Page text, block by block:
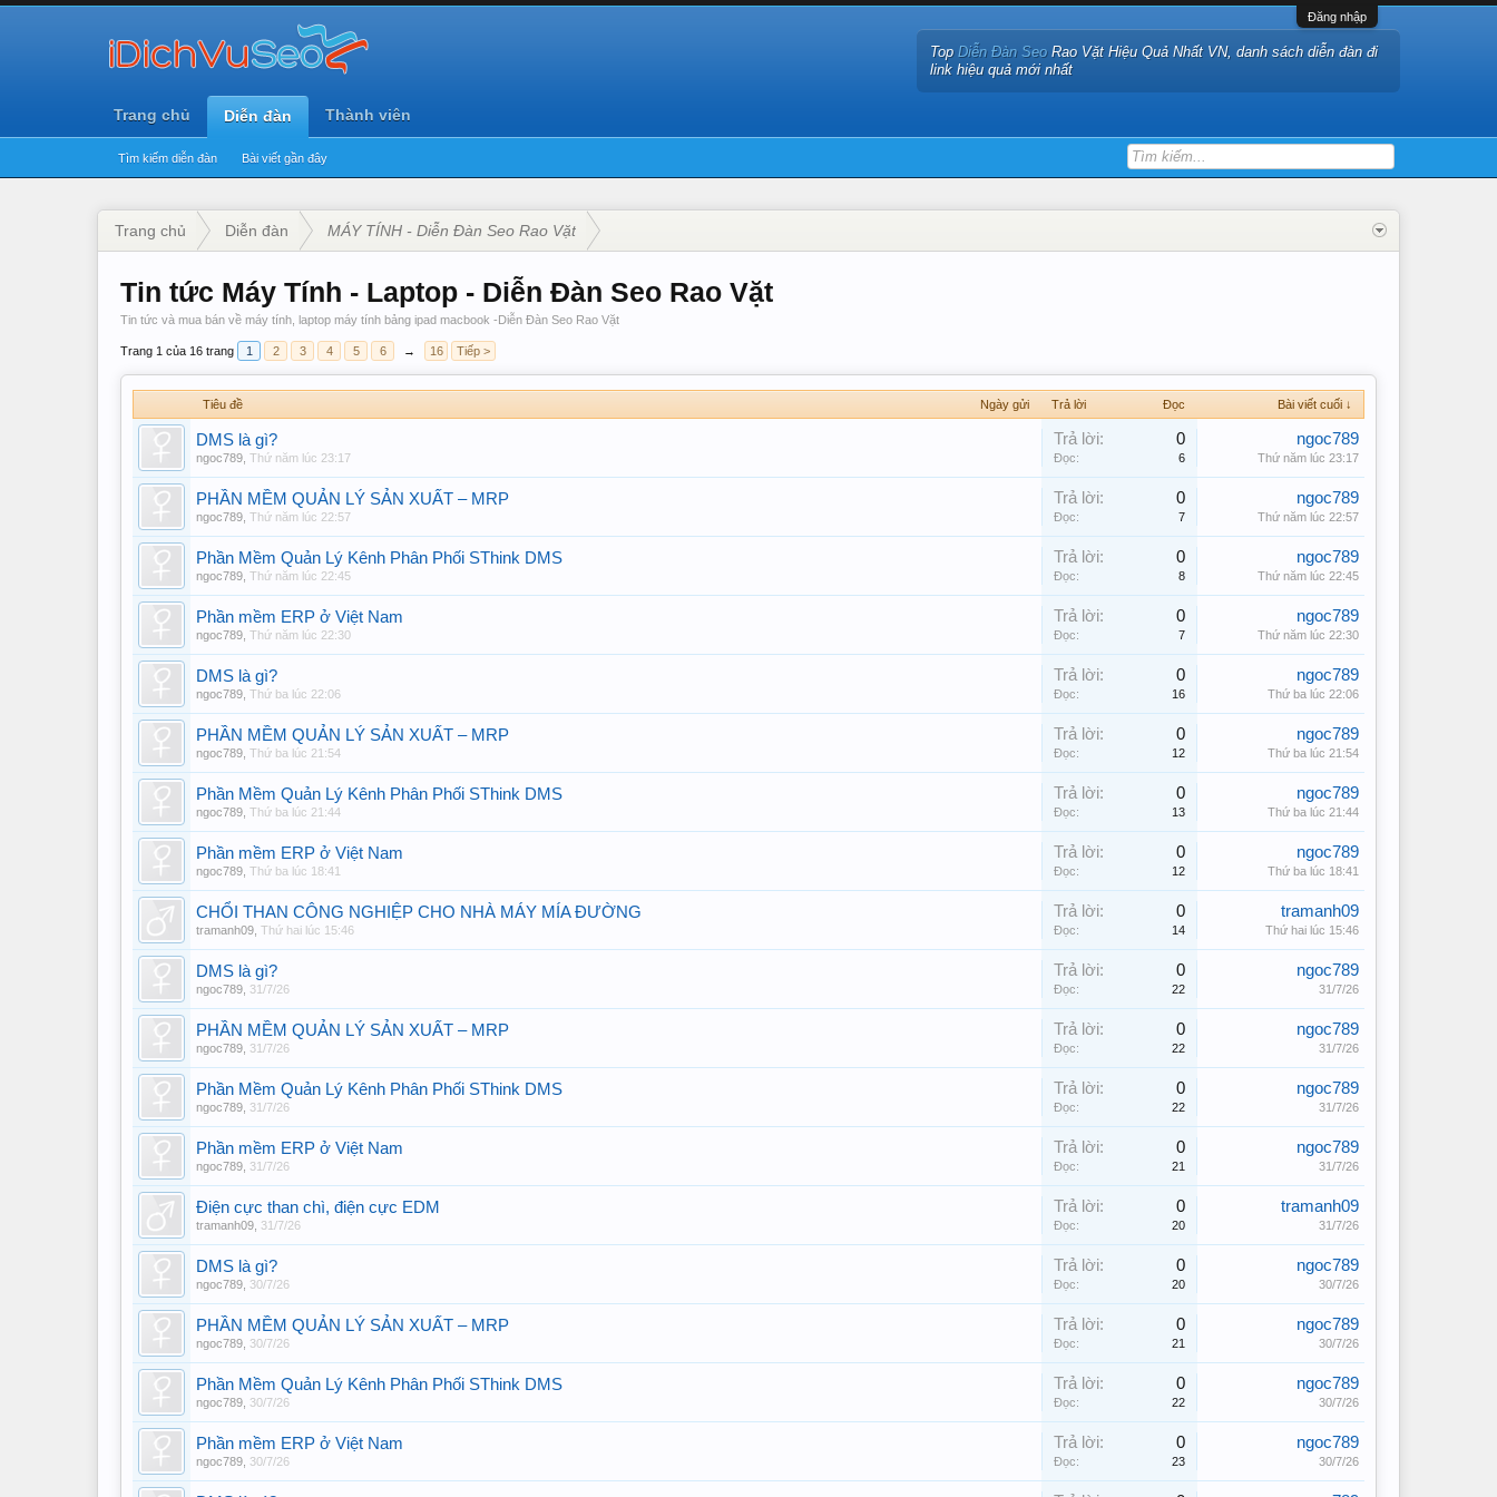
Đăng nhập
Top Diễn Đàn SeoRao Vặt Hiệu Quả Nhất VN, danh sách diễn đàn đi
link hiệu quả mới nhất
Trang chủ Diễn đàn
Tìm kiếm diễn đàn Bài viết gần đây
Thành viên
Trang chủ Diễn đàn MÁY TÍNH - Diễn Đàn Seo Rao Vặt
Tin tức Máy Tính - Laptop - Diễn Đàn Seo Rao Vặt
Tin tức và mua bán về máy tính, laptop máy tính bảng ipad macbook -Diễn Đàn Seo Rao Vặt
Trang 1 của 16 trang 1 2 3 4 5 6 → 16 Tiếp >
Tiêu đề Ngày gửi Trả lời Đọc Bài viết cuối ↓
DMS là gì?
ngoc789 Thứ năm lúc 23:17
Trả lời: 0
Đọc: 6
ngoc789
Thứ năm lúc 23:17
PHẦN MỀM QUẢN LÝ SẢN XUẤT – MRP
ngoc789 Thứ năm lúc 22:57
Trả lời: 0
Đọc: 7
ngoc789
Thứ năm lúc 22:57
Phần Mềm Quản Lý Kênh Phân Phối SThink DMS
ngoc789 Thứ năm lúc 22:45
Trả lời: 0
Đọc: 8
ngoc789
Thứ năm lúc 22:45
Phần mềm ERP ở Việt Nam
ngoc789 Thứ năm lúc 22:30
Trả lời: 0
Đọc: 7
ngoc789
Thứ năm lúc 22:30
DMS là gì?
ngoc789 Thứ ba lúc 22:06
Trả lời: 0
Đọc: 16
ngoc789
Thứ ba lúc 22:06
PHẦN MỀM QUẢN LÝ SẢN XUẤT – MRP
ngoc789 Thứ ba lúc 21:54
Trả lời: 0
Đọc: 12
ngoc789
Thứ ba lúc 21:54
Phần Mềm Quản Lý Kênh Phân Phối SThink DMS
ngoc789 Thứ ba lúc 21:44
Trả lời: 0
Đọc: 13
ngoc789
Thứ ba lúc 21:44
Phần mềm ERP ở Việt Nam
ngoc789 Thứ ba lúc 18:41
Trả lời: 0
Đọc: 12
ngoc789
Thứ ba lúc 18:41
CHỔI THAN CÔNG NGHIỆP CHO NHÀ MÁY MÍA ĐƯỜNG
tramanh09 Thứ hai lúc 15:46
Trả lời: 0
Đọc: 14
tramanh09
Thứ hai lúc 15:46
DMS là gì?
ngoc789 31/7/26
Trả lời: 0
Đọc: 22
ngoc789
31/7/26
PHẦN MỀM QUẢN LÝ SẢN XUẤT – MRP
ngoc789 31/7/26
Trả lời: 0
Đọc: 22
ngoc789
31/7/26
Phần Mềm Quản Lý Kênh Phân Phối SThink DMS
ngoc789 31/7/26
Trả lời: 0
Đọc: 22
ngoc789
31/7/26
Phần mềm ERP ở Việt Nam
ngoc789 31/7/26
Trả lời: 0
Đọc: 21
ngoc789
31/7/26
Điện cực than chì, điện cực EDM
tramanh09 31/7/26
Trả lời: 0
Đọc: 20
tramanh09
31/7/26
DMS là gì?
ngoc789 30/7/26
Trả lời: 0
Đọc: 20
ngoc789
30/7/26
PHẦN MỀM QUẢN LÝ SẢN XUẤT – MRP
ngoc789 30/7/26
Trả lời: 0
Đọc: 21
ngoc789
30/7/26
Phần Mềm Quản Lý Kênh Phân Phối SThink DMS
ngoc789 30/7/26
Trả lời: 0
Đọc: 22
ngoc789
30/7/26
Phần mềm ERP ở Việt Nam
ngoc789 30/7/26
Trả lời: 0
Đọc: 23
ngoc789
30/7/26